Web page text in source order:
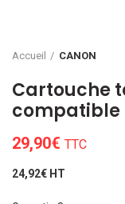
Accueil CANON
Cartouche
compatible
29,90€ TTC
24,92€ HT